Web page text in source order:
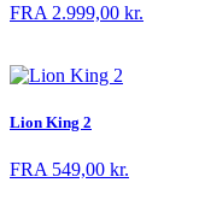
FRA 2.999,00 kr.
Lion King 2
FRA 549,00 kr.